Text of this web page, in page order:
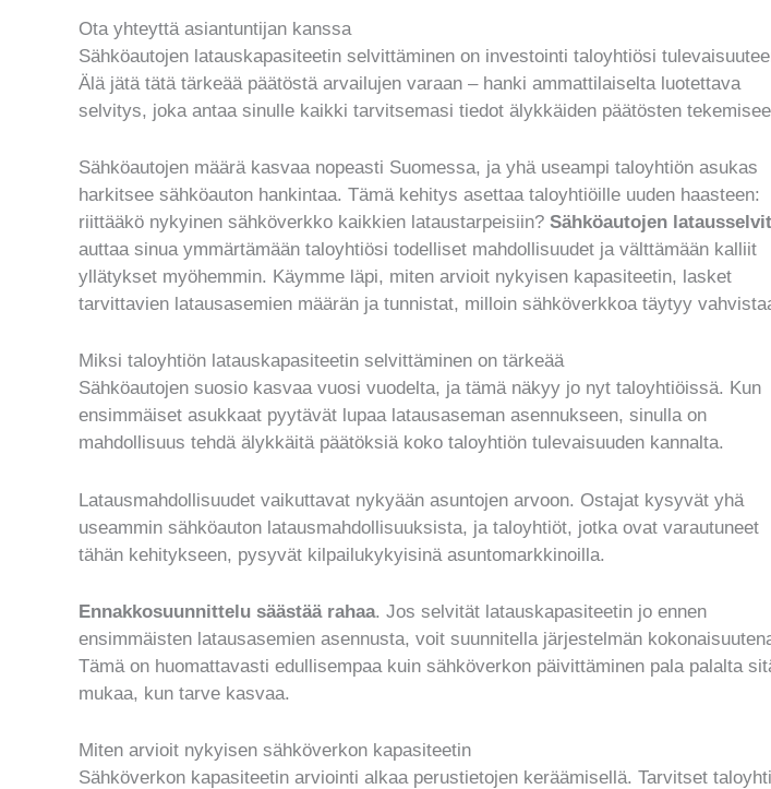
Ota yhteyttä asiantuntijan kanssa
Sähköautojen latauskapasiteetin selvittäminen on investointi taloyhtiösi
Älä jätä tätä tärkeää päätöstä arvailujen varaan – hanki ammattilaiselta luotettava
selvitys, joka antaa sinulle kaikki tarvitsemasi tiedot älykkäiden päätösten
Sähköautojen määrä kasvaa nopeasti Suomessa, ja yhä useampi taloyhtiön asukas
harkitsee sähköauton hankintaa. Tämä kehitys asettaa taloyhtiöille uuden haasteen:
riittääkö nykyinen sähköverkko kaikkien lataustarpeisiin? Sähköautojen
auttaa sinua ymmärtämään taloyhtiösi todelliset mahdollisuudet ja välttämään kalliit
yllätykset myöhemmin. Käymme läpi, miten arvioit nykyisen kapasiteetin, lasket
tarvittavien latausasemien määrän ja tunnistat, milloin sähköverkkoa täytyy
Miksi taloyhtiön latauskapasiteetin selvittäminen on tärkeää
Sähköautojen suosio kasvaa vuosi vuodelta, ja tämä näkyy jo nyt taloyhtiöissä. Kun
ensimmäiset asukkaat pyytävät lupaa latausaseman asennukseen, sinulla on
mahdollisuus tehdä älykkäitä päätöksiä koko taloyhtiön tulevaisuuden kannalta.
Latausmahdollisuudet vaikuttavat nykyään asuntojen arvoon. Ostajat kysyvät yhä
useammin sähköauton latausmahdollisuuksista, ja taloyhtiöt, jotka ovat varautuneet
tähän kehitykseen, pysyvät kilpailukykyisinä asuntomarkkinoilla.
Ennakkosuunnittelu säästää rahaa. Jos selvität latauskapasiteetin jo ennen
ensimmäisten latausasemien asennusta, voit suunnitella järjestelmän
Tämä on huomattavasti edullisempaa kuin sähköverkon päivittäminen pala palalta
mukaa, kun tarve kasvaa.
Miten arvioit nykyisen sähköverkon kapasiteetin
Sähköverkon kapasiteetin arviointi alkaa perustietojen keräämisellä. Tarvitset